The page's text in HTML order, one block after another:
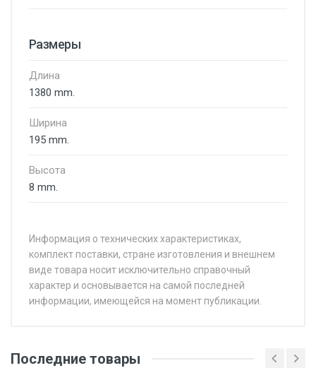
Размеры
Длина
1380 mm.
Ширина
195 mm.
Высота
8 mm.
Информация о технических характеристиках,
комплект поставки, стране изготовления и внешнем
виде товара носит исключительно справочный
характер и основывается на самой последней
информации, имеющейся на момент публикации.
Последние товары